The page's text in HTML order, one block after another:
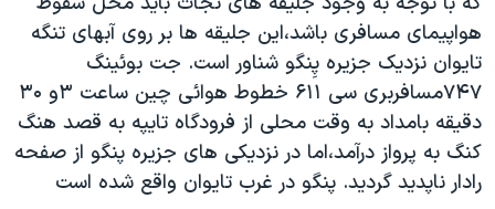
فرهنگ و زندگی
حقوق شهروندی
اقتصادی
علم و فناوری
مستندها
انتخابات ریاست جمهوری آمریکا ۲۰۲۴
حمله جمهوری اسلامی به اسرائیل
رمز مهسا
دنبال کنید
زبانهای مختلف
هواپيمای مسافری باشد،اين جليقه ها بر روی آبهای تنگه
تايوان نزديک جزيره پِنگو شناور است. جت بوئينگ
۷۴۷مسافربری سی ۶۱۱ خطوط هوائی چين ساعت ۳و ۳۰
دقيقه بامداد به وقت محلی از فرودگاه تايپه به قصد هنگ
کنگ به پرواز درآمد،اما در نزديکی های جزيره پنگو از صفحه
رادار ناپديد گرديد. پنگو در غرب تايوان واقع شده است